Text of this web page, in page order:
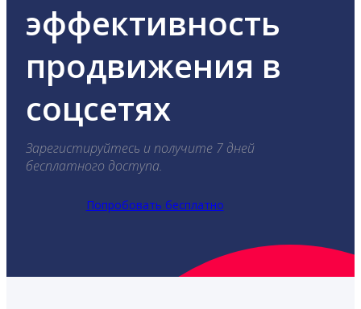
эффективность
продвижения в
соцсетях
Зарегистируйтесь и получите 7 дней
бесплатного доступа.
Попробовать бесплатно